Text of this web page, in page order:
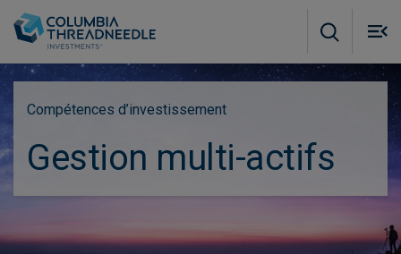
Compétences d’investissement
Gestion multi-actifs